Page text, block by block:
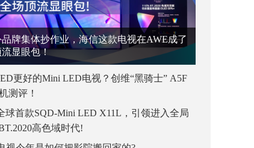
牌集体抄作业，海信这款电视在AWE成了
显眼包！
更好的Mini LED电视？创维“黑骑士” A5F
测评！
球首款SQD-Mini LED X11L，引领进入全局
高色域时代!